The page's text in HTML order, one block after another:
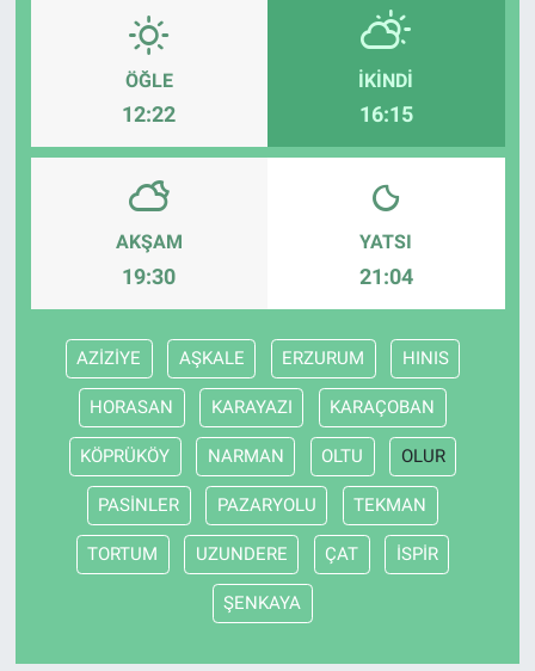
ÖĞLE
12:22
İKINDI
16:15
AKŞAM
19:30
YATSI
21:04
AZİZİYE AŞKALE ERZURUM HINIS
HORASAN KARAYAZI KARAÇOBAN
KÖPRÜKÖY NARMAN OLTU OLUR
PASİNLER PAZARYOLU TEKMAN
TORTUM UZUNDERE ÇAT İSPİR
ŞENKAYA
ASAYİŞ
EKONOMİ
EĞİTİM
ÇEVRE
HABERDE İNSAN
SPOR
MAGAZİN
Bilim, Teknoloji